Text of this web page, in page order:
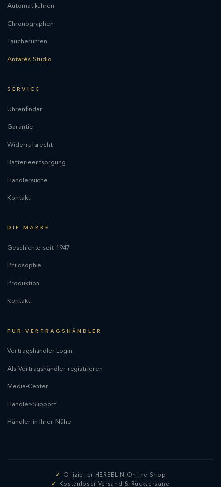
Automatikuhren
Chronographen
Taucheruhren
Antarès Studio
SERVICE
Uhrenfinder
Garantie
Widerrufsrecht
Batterieentsorgung
Händlersuche
Kontakt
DIE MARKE
Geschichte seit 1947
Philosophie
Produktion
Kontakt
FÜR VERTRAGSHÄNDLER
Vertragshändler-Login
Als Vertragshändler registrieren
Media-Center
Händler-Support
Händler in Ihrer Nähe
Offizieller HERBELIN Online-Shop
Kostenloser Versand & Rückversand